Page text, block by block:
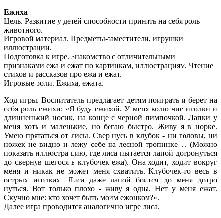
Ежиха
Цель. Развитие у детей способности принять на себя роль
животного.
Игровой материал. Предметы-заместители, игрушки,
иллюстрации.
Подготовка к игре. Знакомство с отличительными
признаками ежа и ежат по картинкам, иллюстрациям. Чтение
стихов и рассказов про ежа и ежат.
Игровые роли. Ежиха, ежата.
Ход игры. Воспитатель предлагает детям поиграть и берет на
себя роль ежихи: «Я буду ежихой. У меня колю чие иголки и
длинненький носик, на конце с черной пимпочкой. Лапки у
меня хоть и маленькие, но бегаю быстро. Живу я в норке.
Умею прятаться от лисы. Свер нусь в клубок - ни головы, ни
ножек не видно и лежу себе на лесной тропинке ... (Можно
показать иллюстра цию, где лиса пытается лапой дотронуться
до свеpнув шегocя в клубочек ежа). Она ходит, ходит вокруг
меня и никак не может меня схватить. Клубочек-то весь в
острых иголкax. Лиса даже лапой боится до меня дотро
нуться. Вот только плохо - живу я одна. Нет у меня ежат.
Скучно мне: кто хочет быть моим ежонком?».
Далее игра проводится аналогично игре лиса.